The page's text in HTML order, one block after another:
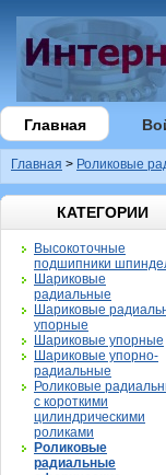
Главная
Главная > Роликовые
КАТЕГОРИИ
Высокоточные
подшипники
Шариковые
радиальные
Шариковые
упорные
Шариковые упорные
Шариковые упорно-
радиальные
Роликовые
с короткими
цилиндрическими
роликами
Роликовые
радиальные